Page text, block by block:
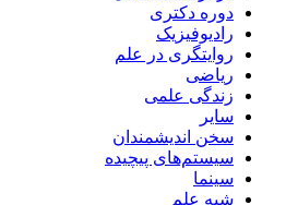
دوره دکتری
رادیوفیزیک
روایتگری در علم
ریاضی
زندگی علمی
سایر
سخن اندیشمندان
سیستم‌های پیچیده
سینما
شبه علم